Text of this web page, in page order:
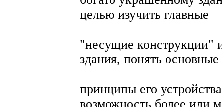
целью изучить главные
"несущие конструкции"
здания, понять основные
принципы его
возможность более или